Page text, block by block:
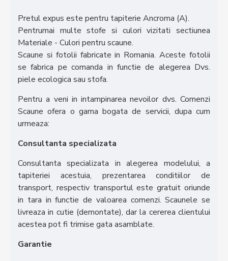
Pretul expus este pentru tapiterie Ancroma (A).
Pentrumai multe stofe si culori vizitati sectiunea
Materiale - Culori pentru scaune.
Scaune si fotolii fabricate in Romania. Aceste fotolii
se fabrica pe comanda in functie de alegerea Dvs.
piele ecologica sau stofa.
Pentru a veni in intampinarea nevoilor dvs. Comenzi
Scaune ofera o gama bogata de servicii, dupa cum
urmeaza:
Consultanta specializata
Consultanta specializata in alegerea modelului, a
tapiteriei acestuia, prezentarea conditiilor de
transport, respectiv transportul este gratuit oriunde
in tara in functie de valoarea comenzi. Scaunele se
livreaza in cutie (demontate), dar la cererea clientului
acestea pot fi trimise gata asamblate.
Garantie